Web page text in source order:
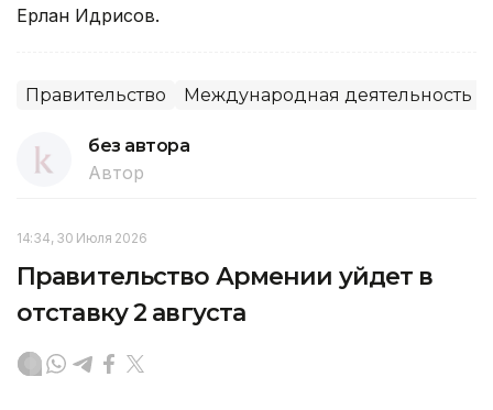
Ерлан Идрисов.
Правительство Международная деятельность
без автора
Автор
14:34, 30 Июля 2026
Правительство Армении уйдет в
отставку 2 августа